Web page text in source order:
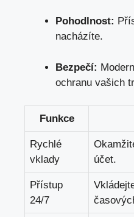
Pohodlnost:
nacházíte.
Bezpečí:
ochranu ⁣vašich
Funkce
Rychlé
vklady
‍účet.
Přístup
24/7